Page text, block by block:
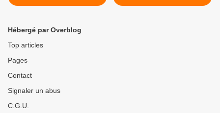
Hébergé par Overblog
Top articles
Pages
Contact
Signaler un abus
C.G.U.